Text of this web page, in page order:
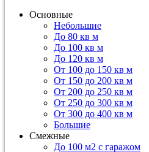
Основные
Небольшие
До 80 кв м
До 100 кв м
До 120 кв м
От 100 до 150 кв м
От 150 до 200 кв м
От 200 до 250 кв м
От 250 до 300 кв м
От 300 до 400 кв м
Большие
Смежные
До 100 м2 с гаражом